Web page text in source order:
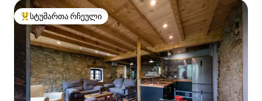
სტუმართა რჩეული მოწინავე ვარიანტი
სტუმართა რჩეული